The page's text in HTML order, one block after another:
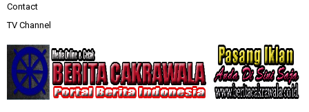
Contact
TV Channel